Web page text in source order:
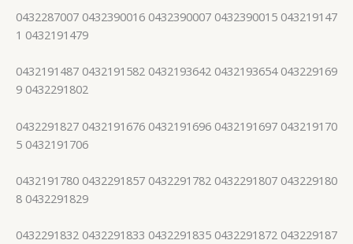
0432287007 0432390016 0432390007 0432390015 043219147
1 0432191479
0432191487 0432191582 0432193642 0432193654 043229169
9 0432291802
0432291827 0432191676 0432191696 0432191697 043219170
5 0432191706
0432191780 0432291857 0432291782 0432291807 043229180
8 0432291829
0432291832 0432291833 0432291835 0432291872 043229187